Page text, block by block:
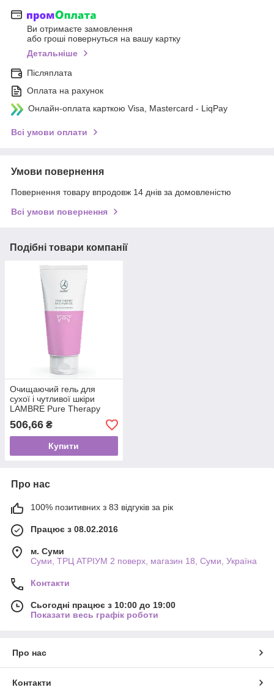
Ви отримаєте замовлення
або гроші повернуться на вашу картку
Детальніше
Післяплата
Оплата на рахунок
Онлайн-оплата карткою Visa, Mastercard - LiqPay
Всі умови оплати
Умови повернення
Повернення товару впродовж 14 днів за домовленістю
Всі умови повернення
Подібні товари компанії
Очищаючий гель для
сухої і чутливої шкіри
LAMBRE Pure Therapy
Face Wash Gel for Dry and
Sensitive Skin
506,66 ₴
Купити
Про нас
100% позитивних з 83 відгуків за рік
Працює з 08.02.2016
м. Суми
Суми, ТРЦ АТРІУМ 2 поверх, магазин 18, Суми, Україна
Контакти
Сьогодні працює з 10:00 до 19:00
Показати весь графік роботи
Про нас
Контакти